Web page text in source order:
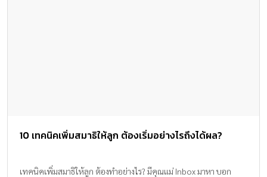
10 เทคนิคเพิ่มสมาธิให้ลูก ต้องเริ่มอย่างไรถึงได้ผล?
เทคนิคเพิ่มสมาธิให้ลูก ต้องทำอย่างไร? มีคุณแม่ Inbox มาหา บอก